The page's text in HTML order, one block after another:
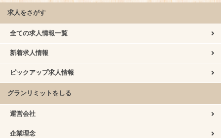
求人をさがす
全ての求人情報一覧
新着求人情報
ピックアップ求人情報
グランリミットをしる
運営会社
企業理念